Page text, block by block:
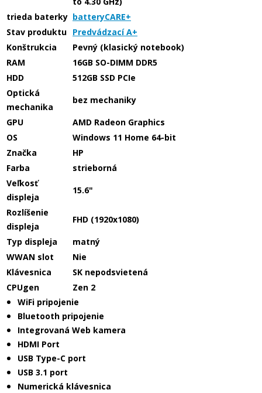
trieda baterky batteryCARE+
Stav produktu Predvádzací A+
Konštrukcia
Pevný (klasický notebook)
RAM
16GB SO-DIMM DDR5
HDD
512GB SSD PCIe
Optická
mechanika
bez mechaniky
GPU
AMD Radeon Graphics
OS
Windows 11 Home 64-bit
Značka
HP
Farba
strieborná
Veľkosť
displeja
15.6"
Rozlíšenie
displeja
FHD (1920x1080)
Typ displeja
matný
WWAN slot
Nie
Klávesnica
SK nepodsvietená
CPUgen
Zen 2
WiFi pripojenie
Bluetooth pripojenie
Integrovaná Web kamera
HDMI Port
USB Type-C port
USB 3.1 port
Numerická klávesnica